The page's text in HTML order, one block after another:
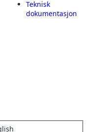
Teknisk
dokumentasjon